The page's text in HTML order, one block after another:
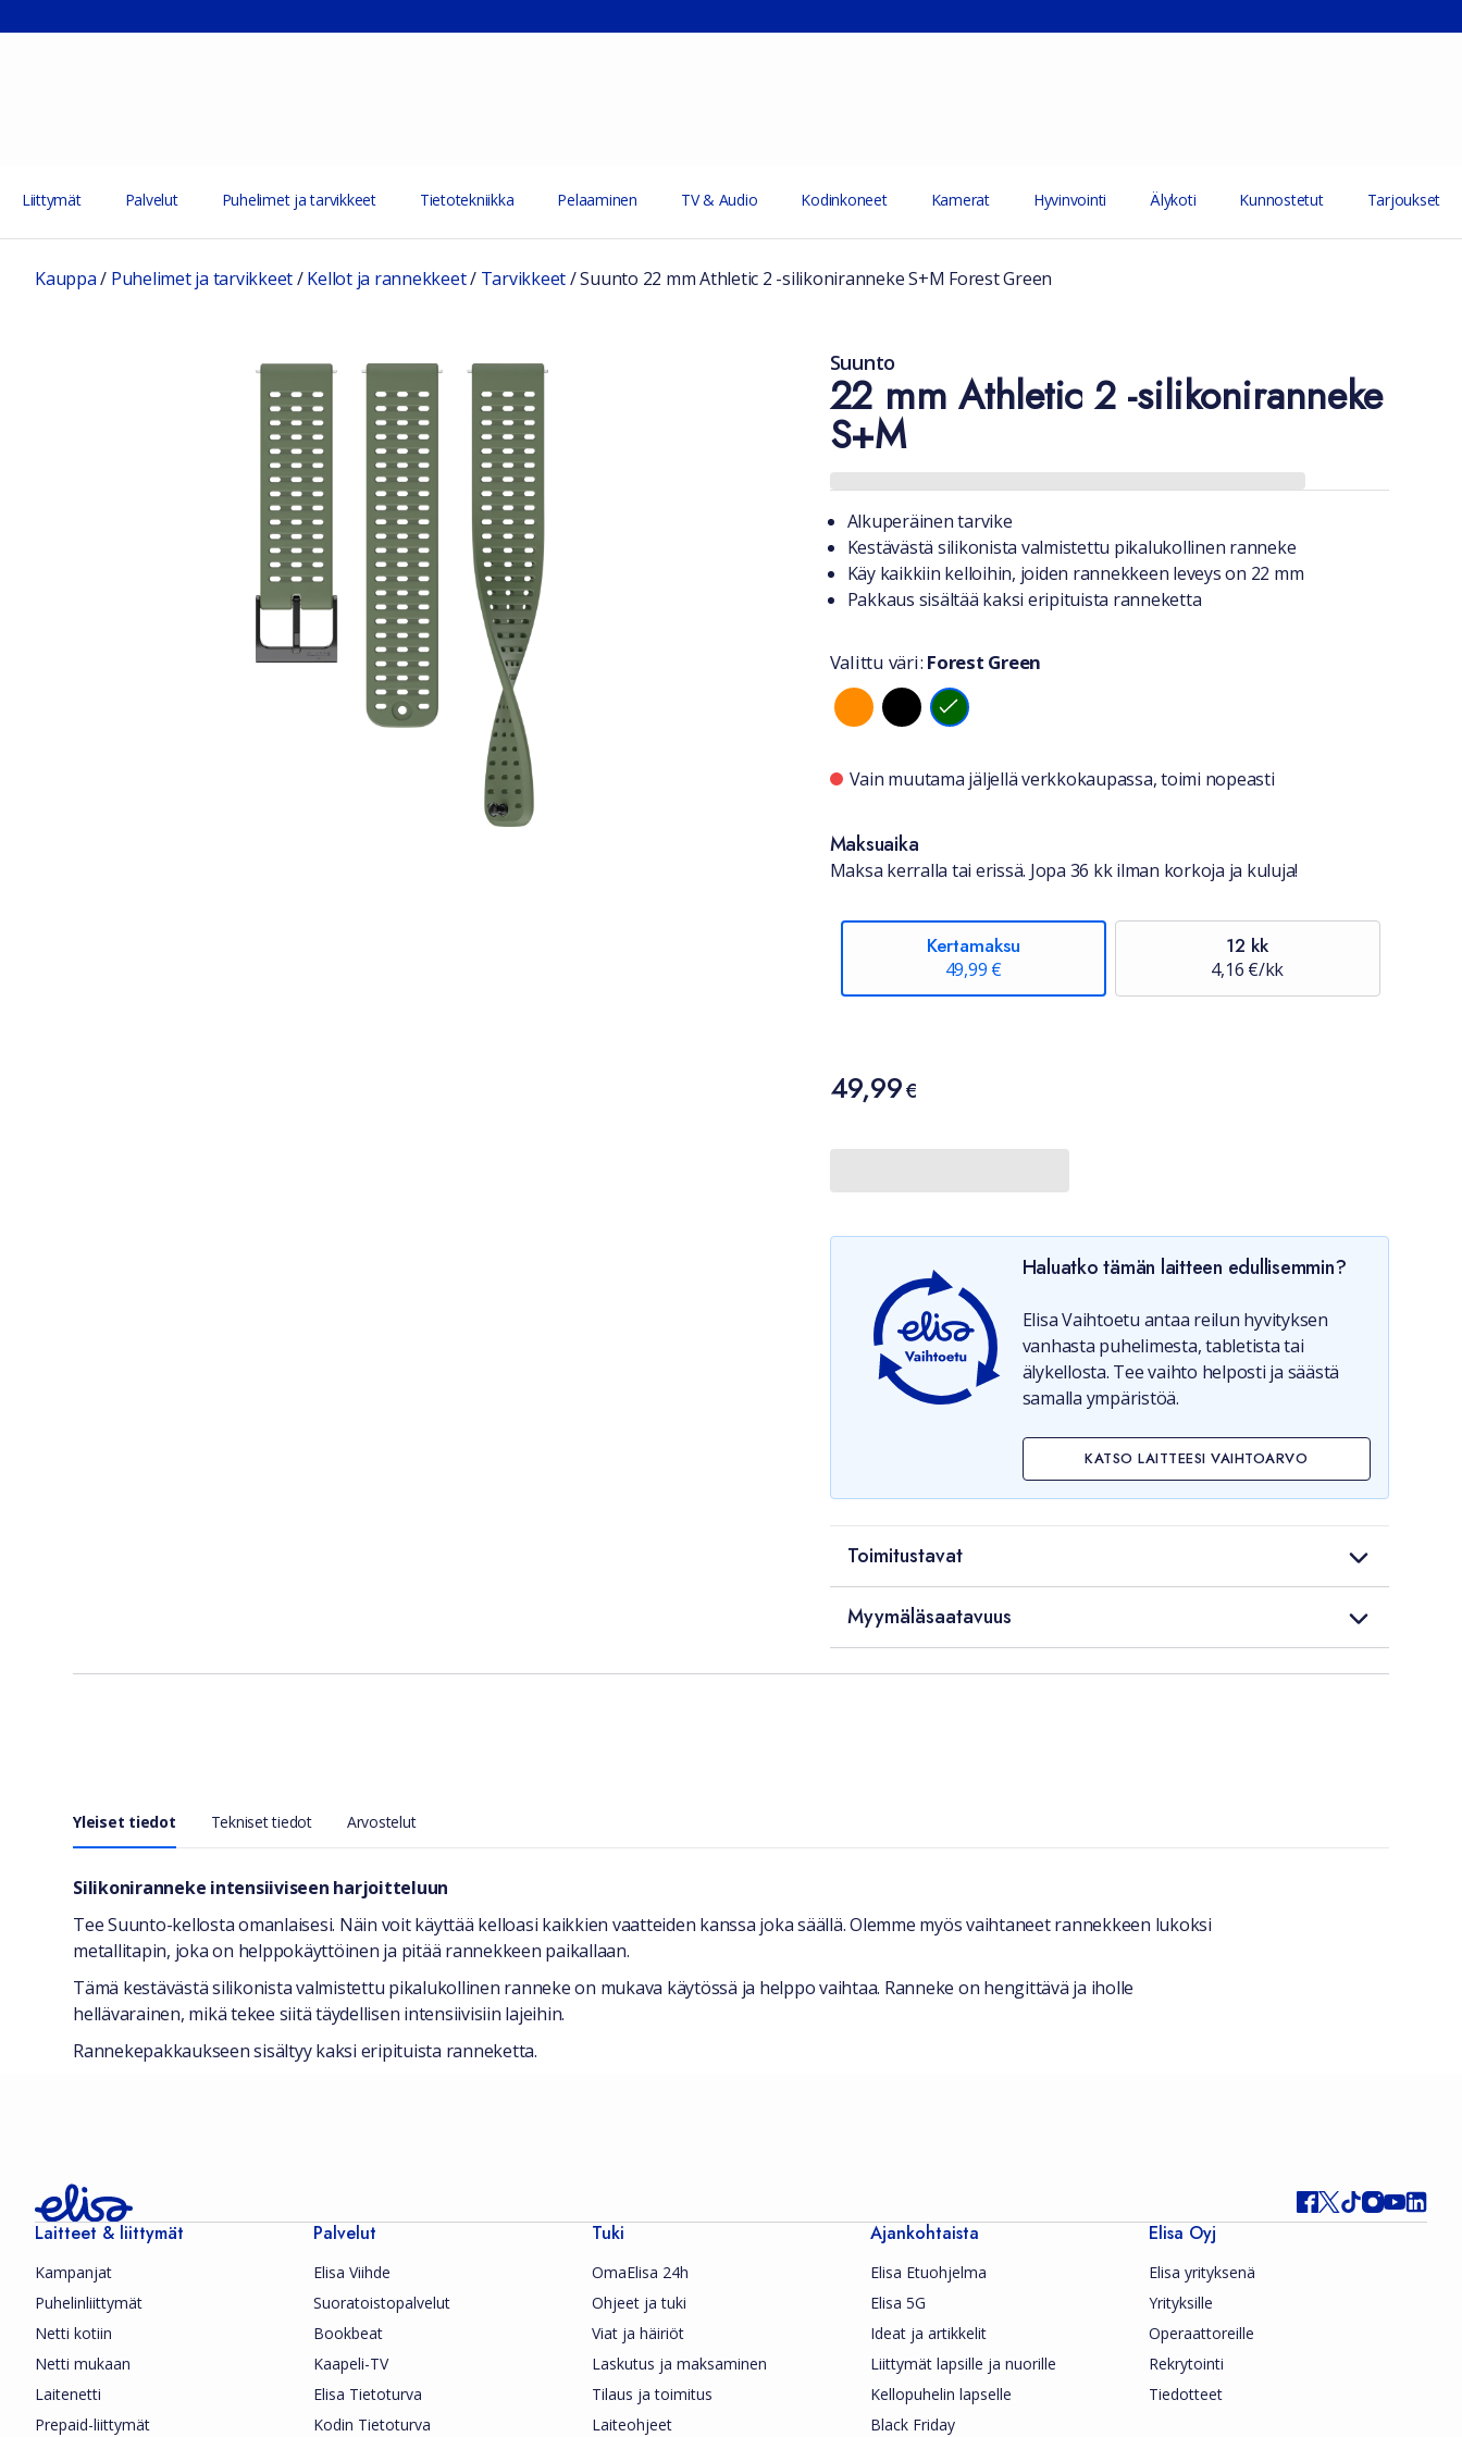
Liittymät Palvelut Puhelimet ja tarvikkeet Tietotekniikka Pelaaminen TV & Audio Kodinkoneet Kamerat Hyvinvointi Älykoti Kunnostetut Tarjoukset
Kauppa/ Puhelimet ja tarvikkeet/Kellot ja rannekkeet/ Tarvikkeet/Suunto 22 mm Athletic 2 -silikoniranneke S+M Forest Green
Suunto
22 mm Athletic 2 -silikoniranneke
S+M
Tuotteesta lyhyesti
Alkuperäinen tarvike
Kestävästä silikonista valmistettu pikalukollinen ranneke
Käy kaikkiin kelloihin, joiden rannekkeen leveys on 22 mm
Pakkaus sisältää kaksi eripituista ranneketta
Valitse väri
Valittu väri: Forest Green
Saatavuustiedot
Vain muutama jäljellä verkkokaupassa, toimi nopeasti
Maksuaika
Maksa kerralla tai erissä. Jopa 36 kk ilman korkoja ja kuluja!
Kertamaksu
49,99 €
12 kk
4,16 €/kk
Hinta
49,99 €
49,99€
Haluatko tämän laitteen edullisemmin?
Elisa Vaihtoetu antaa reilun hyvityksen
vanhasta puhelimesta, tabletista tai
älykellosta. Tee vaihto helposti ja säästä
samalla ympäristöä.
KATSO LAITTEESI VAIHTOARVO
Toimitustavat
Myymäläsaatavuus
Yleiset tiedot Tekniset tiedot Arvostelut
Yleiset tiedot
Silikoniranneke intensiiviseen harjoitteluun
Tee Suunto-kellosta omanlaisesi. Näin voit käyttää kelloasi kaikkien vaatteiden kanssa joka säällä. Olemme myös vaihtaneet rannekkeen lukoksi
metallitapin, joka on helppokäyttöinen ja pitää rannekkeen paikallaan.
Tämä kestävästä silikonista valmistettu pikalukollinen ranneke on mukava käytössä ja helppo vaihtaa. Ranneke on hengittävä ja iholle
hellävarainen, mikä tekee siitä täydellisen intensiivisiin lajeihin.
Rannekepakkaukseen sisältyy kaksi eripituista ranneketta.
Laitteet & liittymät
Kampanjat
Puhelinliittymät
Netti kotiin
Netti mukaan
Laitenetti
Prepaid-liittymät
Palvelut
Elisa Viihde
Suoratoistopalvelut
Bookbeat
Kaapeli-TV
Elisa Tietoturva
Kodin Tietoturva
Tuki
OmaElisa 24h
Ohjeet ja tuki
Viat ja häiriöt
Laskutus ja maksaminen
Tilaus ja toimitus
Laiteohjeet
Ajankohtaista
Elisa Etuohjelma
Elisa 5G
Ideat ja artikkelit
Liittymät lapsille ja nuorille
Kellopuhelin lapselle
Black Friday
Elisa Oyj
Elisa yrityksenä
Yrityksille
Operaattoreille
Rekrytointi
Tiedotteet